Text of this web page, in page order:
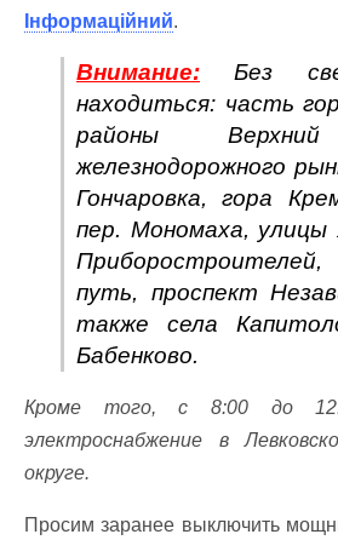
Інформаційний.
Внимание: Без
находиться: часть
районы Верхний
железнодорожного
Гончаровка, гора
пер. Мономаха, улицы
Приборостроителей,
путь, проспект
также села
Бабенково.
Кроме того, с 8:00 до
электроснабжение в
округе.
Просим заранее выключить